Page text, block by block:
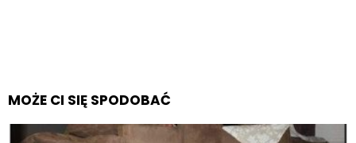
MOŻE CI SIĘ SPODOBAĆ